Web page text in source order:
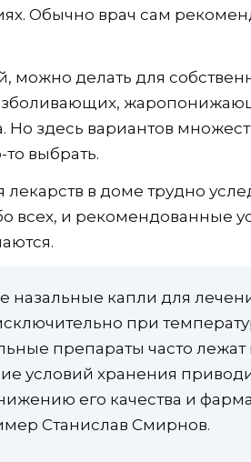
Обычно врач сам
можно делать для
Но здесь вариантов
выбрать.
лекарств в доме трудно
всех, и рекомендованные
назальные капли для
при
препараты часто лежат
условий хранения
его качества и
Станислав Смирнов.